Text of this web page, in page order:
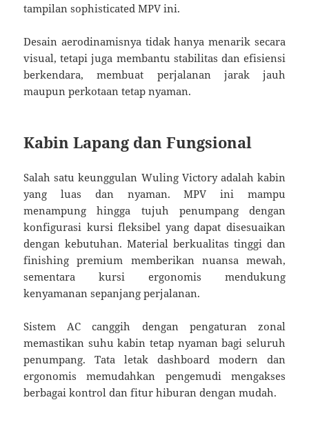
tampilan sophisticated MPV ini.
Desain aerodinamisnya tidak hanya menarik secara
visual, tetapi juga membantu stabilitas dan efisiensi
berkendara, membuat perjalanan jarak jauh
maupun perkotaan tetap nyaman.
Kabin Lapang dan Fungsional
Salah satu keunggulan Wuling Victory adalah kabin
yang luas dan nyaman. MPV ini mampu
menampung hingga tujuh penumpang dengan
konfigurasi kursi fleksibel yang dapat disesuaikan
dengan kebutuhan. Material berkualitas tinggi dan
finishing premium memberikan nuansa mewah,
sementara kursi ergonomis mendukung
kenyamanan sepanjang perjalanan.
Sistem AC canggih dengan pengaturan zonal
memastikan suhu kabin tetap nyaman bagi seluruh
penumpang. Tata letak dashboard modern dan
ergonomis memudahkan pengemudi mengakses
berbagai kontrol dan fitur hiburan dengan mudah.